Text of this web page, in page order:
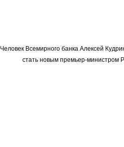
Человек Всемирного банка Алексей
стать новым премьер-министром